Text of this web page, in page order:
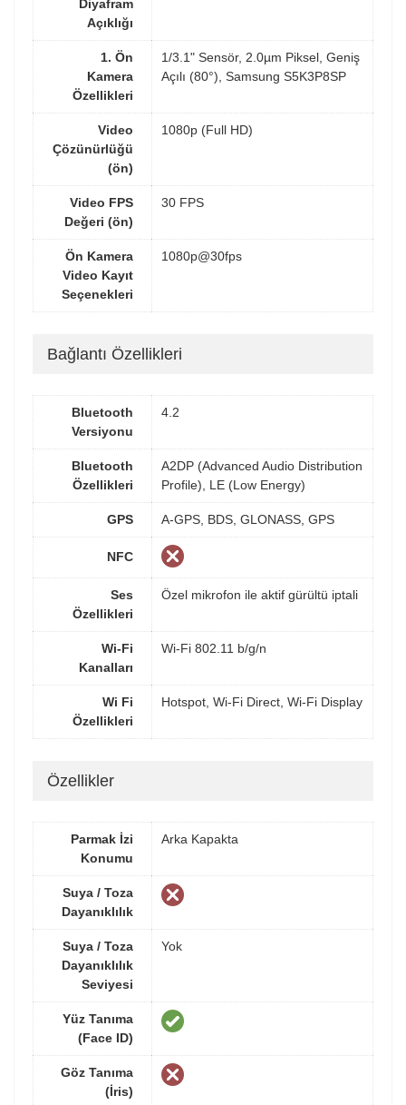
Diyafram
Açıklığı
1. Ön
Kamera
Özellikleri
1/3.1" Sensör, 2.0µm Piksel, Geniş
Açılı (80°), Samsung S5K3P8SP
Video
Çözünürlüğü
(ön)
1080p (Full HD)
Video FPS
Değeri (ön)
30 FPS
Ön Kamera
Video Kayıt
Seçenekleri
1080p@30fps
Bağlantı Özellikleri
Bluetooth
Versiyonu
4.2
Bluetooth
Özellikleri
A2DP (Advanced Audio Distribution
Profile), LE (Low Energy)
GPS A-GPS, BDS, GLONASS, GPS
NFC
Ses
Özellikleri
Özel mikrofon ile aktif gürültü iptali
Wi-Fi
Kanalları
Wi-Fi 802.11 b/g/n
Wi Fi
Özellikleri
Hotspot, Wi-Fi Direct, Wi-Fi Display
Özellikler
Parmak İzi
Konumu
Arka Kapakta
Suya / Toza
Dayanıklılık
Suya / Toza
Dayanıklılık
Seviyesi
Yok
Yüz Tanıma
(Face ID)
Göz Tanıma
(İris)